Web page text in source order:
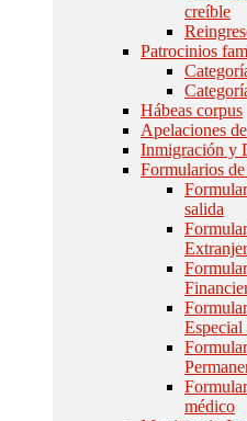
creíble
Patrocinios
Hábeas corpus
Apelaciones
Inmigración y
Formularios
salida
médico